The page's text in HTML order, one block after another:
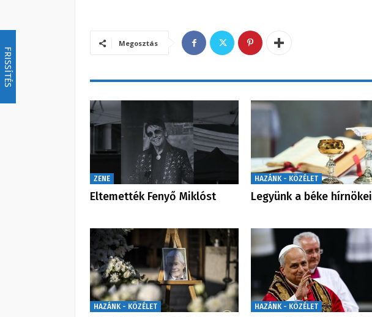
FRISSÍTÉS
Megosztás
ZENE
Eltemették Fenyő Miklóst
HAZÁNK - KÖZÉLET
Legyünk a béke hírnökei
HAZÁNK - KÖZÉLET HAZÁNK - KÖZÉLET